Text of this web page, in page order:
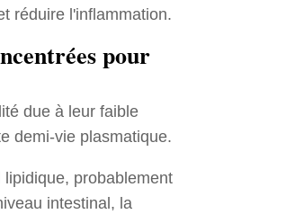
réduire l'inflammation.
pour
due à leur faible
demi-vie plasmatique.
probablement
intestinal, la